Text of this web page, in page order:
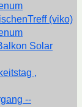
(viko)
Solar
,
--